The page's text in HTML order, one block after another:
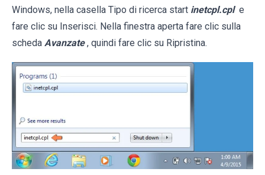
Windows, nella casella Tipo di ricerca start inetcpl.cpl e
fare clic su Inserisci. Nella finestra aperta fare clic sulla
scheda Avanzate , quindi fare clic su Ripristina.